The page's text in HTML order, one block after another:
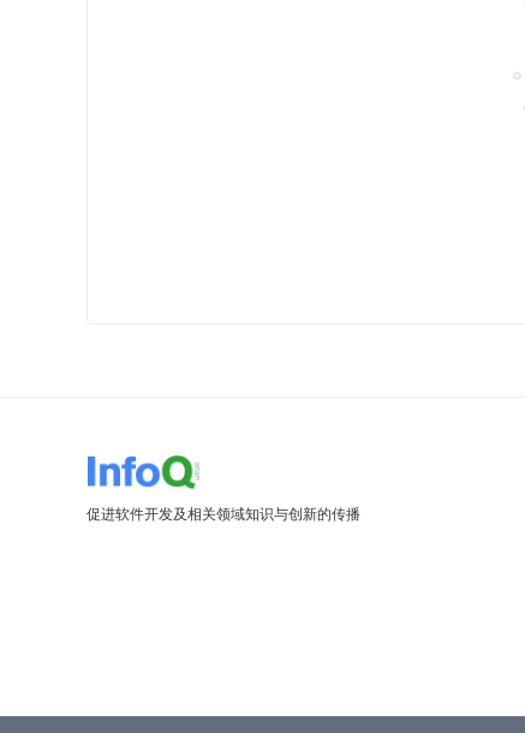
促进软件开发及相关领域知识与创新的传播